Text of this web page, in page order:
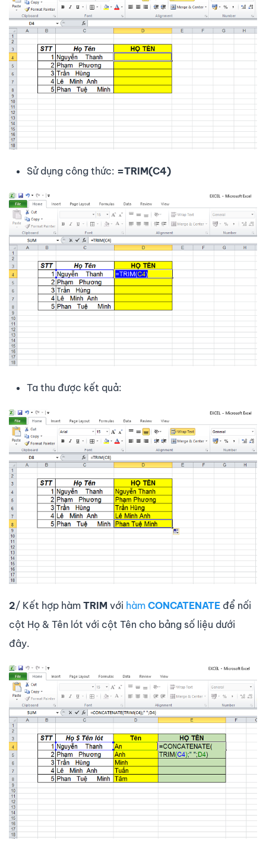
Sử dụng công thức: =TRIM(C4)
Ta thu được kết quả:
2/ Kết hợp hàm TRIM với hàm CONCATENATE để nối
cột Họ & Tên lót với cột Tên cho bảng số liệu dưới
đây.